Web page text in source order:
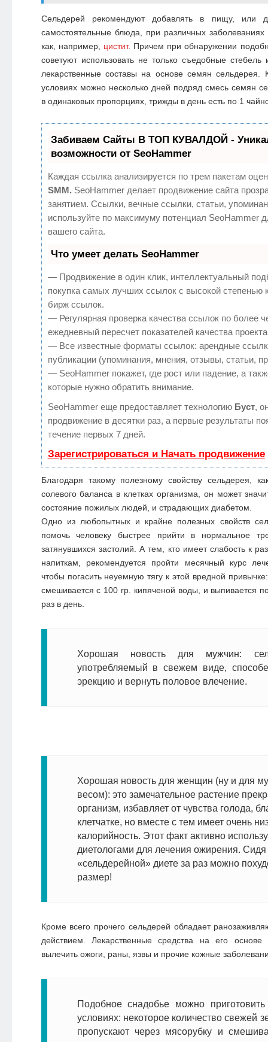
Сельдерей рекомендуют добавлять в пищу, или
самостоятельные блюда, при различных заболеваниях
как, например, цистит. Причем при обнаружении
советуют использовать не только съедобные стебель
лекарственные составы на основе семян
условиях можно несколько дней подряд смесь семян
в одинаковых пропорциях, трижды в день есть по 1
Забиваем Сайты В ТОП КУВАЛДОЙ -
возможности от SeoHammer
Каждая ссылка анализируется по трем пакетам
SMM. SeoHammer делает продвижение сайта
занятием. Ссылки, вечные ссылки, статьи,
используйте по максимуму потенциал SeoHammer
вашего сайта.
Что умеет делать SeoHammer
— Продвижение в один клик, интеллектуальный
покупка самых лучших ссылок с высокой степенью
бирж ссылок.
— Регулярная проверка качества ссылок по более
ежедневный пересчет показателей качества
— Все известные форматы ссылок: арендные
публикации (упоминания, мнения, отзывы, статьи,
— SeoHammer покажет, где рост или падение, а
которые нужно обратить внимание.
SeoHammer еще предоставляет технологию Буст,
продвижение в десятки раз, а первые результаты
течение первых 7 дней.
Зарегистрироваться и Начать продвижение
Благодаря такому полезному свойству сельдерея,
солевого баланса в клетках организма, он может
состояние пожилых людей, и страдающих диабетом.
Одно из любопытных и крайне полезных свойств
помочь человеку быстрее прийти в нормальное
затянувшихся застолий. А тем, кто имеет слабость к
напиткам, рекомендуется пройти месячный курс
чтобы погасить неуемную тягу к этой вредной
смешивается с 100 гр. кипяченой воды, и выпивается
раз в день.
Хорошая новость для мужчин:
употребляемый в свежем виде,
эрекцию и вернуть половое влечение.
Хорошая новость для женщин (ну и для
весом): это замечательное растение
организм, избавляет от чувства голода,
клетчатке, но вместе с тем имеет очень
калорийность. Этот факт активно
диетологами для лечения ожирения. Сидя
«сельдерейной» диете за раз можно
размер!
Кроме всего прочего сельдерей обладает
действием. Лекарственные средства на его
вылечить ожоги, раны, язвы и прочие кожные
Подобное снадобье можно
условиях: некоторое количество свежей
пропускают через мясорубку и